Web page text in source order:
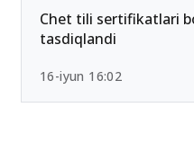
26-iyun 10:01
Chet tili sertifikatlari
tasdiqlandi